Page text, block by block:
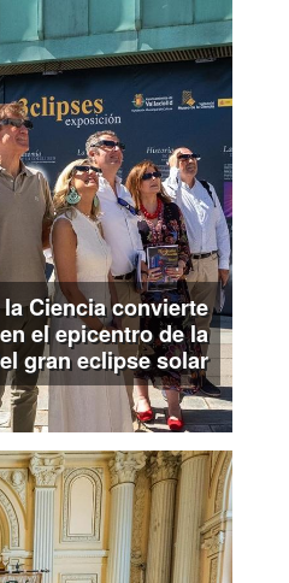
Ciencia convierte
el epicentro de la
gran eclipse solar